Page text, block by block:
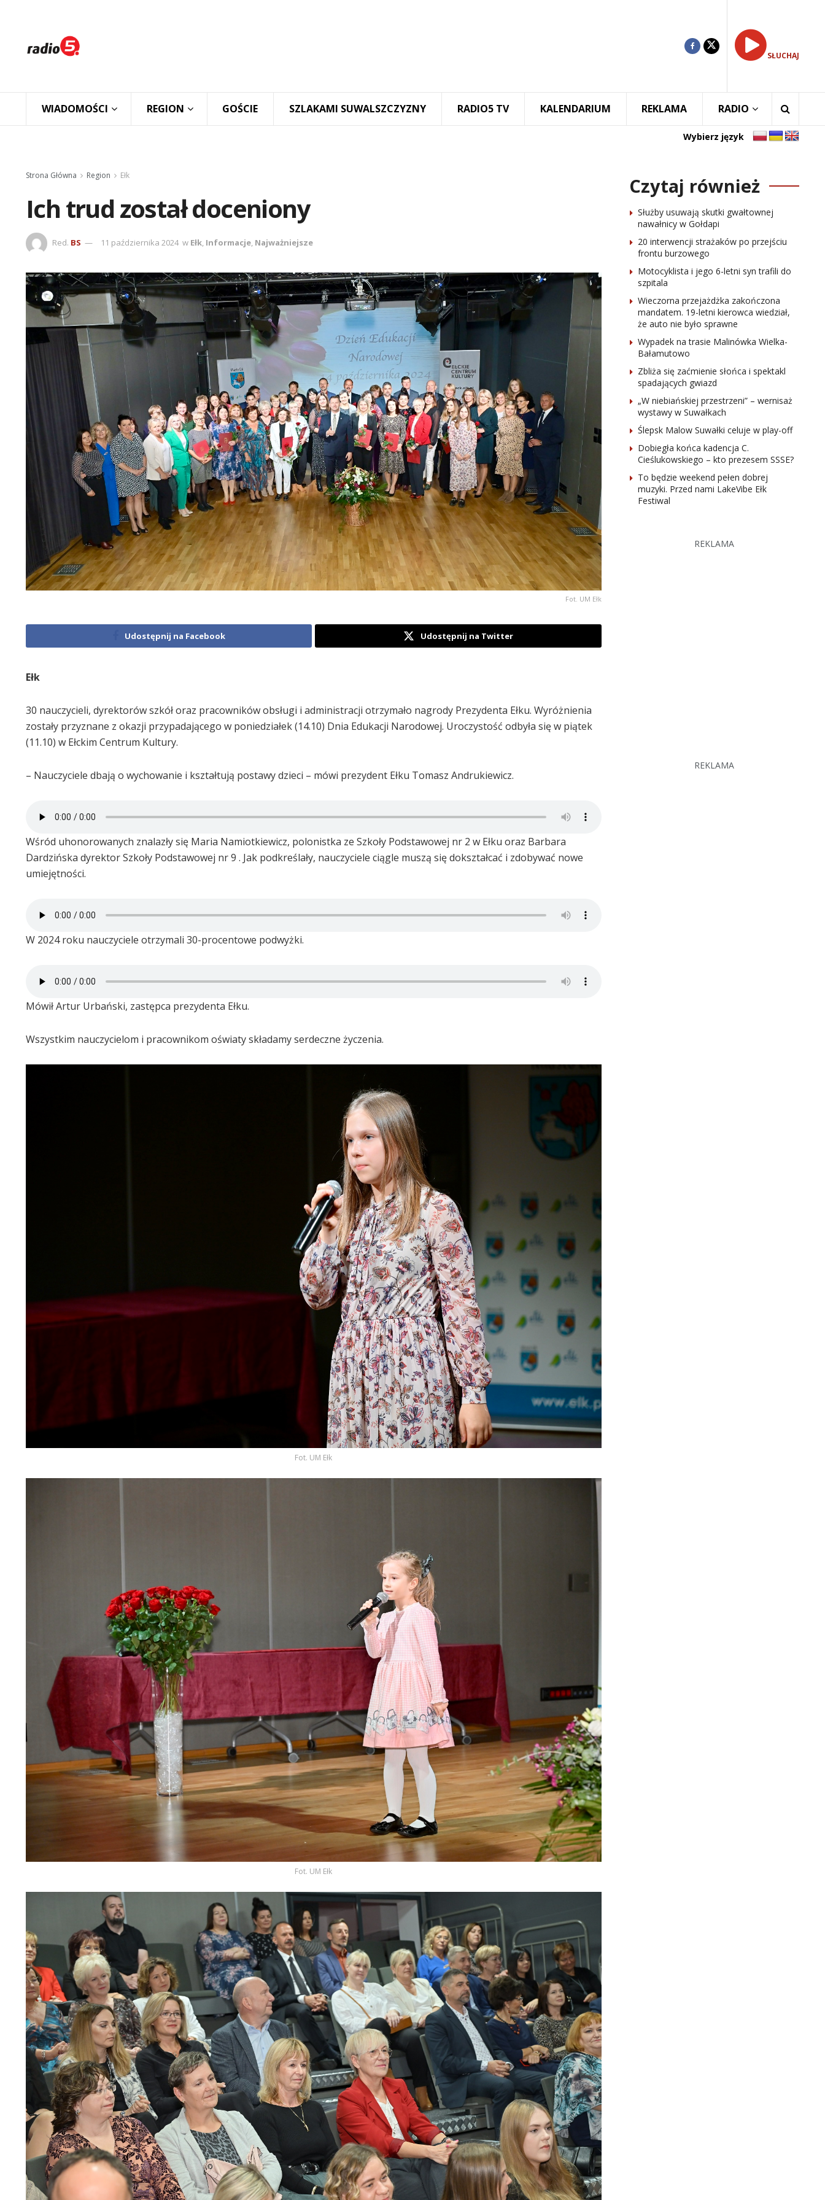
SŁUCHAJ
WIADOMOŚCI REGION GOŚCIE SZLAKAMI SUWALSZCZYZNY RADIO5 TV KALENDARIUM REKLAMA RADIO
Wybierz język
Strona Główna Region Ełk
Ich trud został doceniony
Red. BS 11 października 2024 w Ełk, Informacje, Najważniejsze
Fot. UM Ełk
Udostępnij na Facebook Udostępnij na Twitter
Ełk
30 nauczycieli, dyrektorów szkół oraz pracowników obsługi i administracji otrzymało nagrody Prezydenta Ełku. Wyróżnienia
zostały przyznane z okazji przypadającego w poniedziałek (14.10) Dnia Edukacji Narodowej. Uroczystość odbyła się w piątek
(11.10) w Ełckim Centrum Kultury.
– Nauczyciele dbają o wychowanie i kształtują postawy dzieci – mówi prezydent Ełku Tomasz Andrukiewicz.
Wśród uhonorowanych znalazły się Maria Namiotkiewicz, polonistka ze Szkoły Podstawowej nr 2 w Ełku oraz Barbara
Dardzińska dyrektor Szkoły Podstawowej nr 9 . Jak podkreślały, nauczyciele ciągle muszą się dokształcać i zdobywać nowe
umiejętności.
W 2024 roku nauczyciele otrzymali 30-procentowe podwyżki.
Mówił Artur Urbański, zastępca prezydenta Ełku.
Wszystkim nauczycielom i pracownikom oświaty składamy serdeczne życzenia.
Fot. UM Ełk
Fot. UM Ełk
Czytaj również
Służby usuwają skutki gwałtownej
nawałnicy w Gołdapi
20 interwencji strażaków po przejściu
frontu burzowego
Motocyklista i jego 6-letni syn trafili do
szpitala
Wieczorna przejażdżka zakończona
mandatem. 19-letni kierowca wiedział,
że auto nie było sprawne
Wypadek na trasie Malinówka Wielka-
Bałamutowo
Zbliża się zaćmienie słońca i spektakl
spadających gwiazd
„W niebiańskiej przestrzeni” – wernisaż
wystawy w Suwałkach
Ślepsk Malow Suwałki celuje w play-off
Dobiegła końca kadencja C.
Cieślukowskiego – kto prezesem SSSE?
To będzie weekend pełen dobrej
muzyki. Przed nami LakeVibe Ełk
Festiwal
REKLAMA
REKLAMA